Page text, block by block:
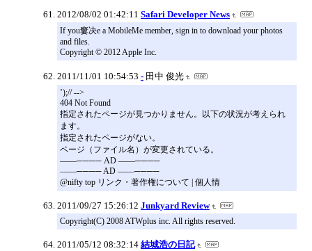
2012/08/02 01:42:11 Safari Developer News
If you窶决e a MobileMe member, sign in to download your photos
and files.
Copyright © 2012 Apple Inc.
2011/11/01 10:54:53 - 田中 俊光
’);// -->
404 Not Found
指定されたページが見つかりません。以下の状況が考えられ
ます。
指定されたページがない。
ページ（ファイル名）が変更されている。
――──── AD ――────
――──── AD ――────
@nifty top リンク・著作権について | 個人情
2011/09/27 15:26:12 Junkyard Review
Copyright(C) 2008 ATWplus inc. All rights reserved.
2011/05/12 08:32:14 結城浩の日記